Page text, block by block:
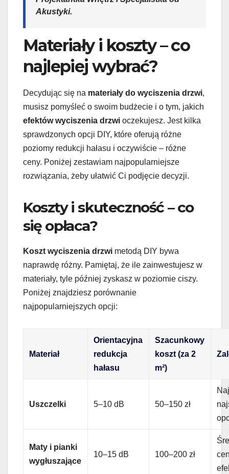
Akustyki.
Materiały i koszty – co
najlepiej wybrać?
Decydując się na materiały do wyciszenia drzwi,
musisz pomyśleć o swoim budżecie i o tym, jakich
efektów wyciszenia drzwi oczekujesz. Jest kilka
sprawdzonych opcji DIY, które oferują różne
poziomy redukcji hałasu i oczywiście – różne
ceny. Poniżej zestawiam najpopularniejsze
rozwiązania, żeby ułatwić Ci podjęcie decyzji.
Koszty i skuteczność – co
się opłaca?
Koszt wyciszenia drzwi metodą DIY bywa
naprawdę różny. Pamiętaj, że ile zainwestujesz w
materiały, tyle później zyskasz w poziomie ciszy.
Poniżej znajdziesz porównanie
najpopularniejszych opcji:
Materiał
Orientacyjna
redukcja
hałasu
Szacunkowy
koszt (za 2
m²)
Uszczelki 5–10 dB 50–150 zł
Maty i pianki
wygłuszające
10–15 dB 100–200 zł